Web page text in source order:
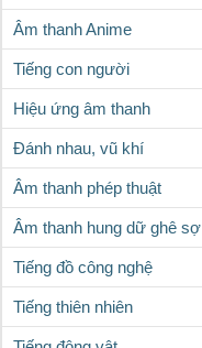
Âm thanh Anime
Tiếng con người
Hiệu ứng âm thanh
Đánh nhau, vũ khí
Âm thanh phép thuật
Âm thanh hung dữ ghê sợ
Tiếng đồ công nghệ
Tiếng thiên nhiên